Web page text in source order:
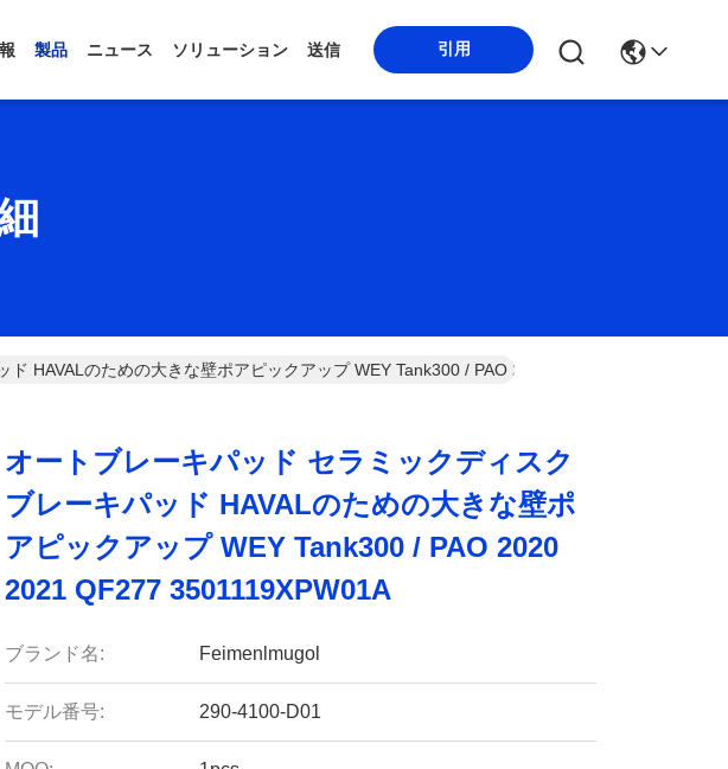
製品 ニュース ソリューション 送信 引用
HAVALのための大きな壁ポアピックアップ WEY Tank300 / PAO 2020 2021 QF277
オートブレーキパッド セラミックディスク
ブレーキパッド HAVALのための大きな壁ポ
アピックアップ WEY Tank300 / PAO 2020
2021 QF277 3501119XPW01A
ブランド名: Feimenlmugol
モデル番号: 290-4100-D01